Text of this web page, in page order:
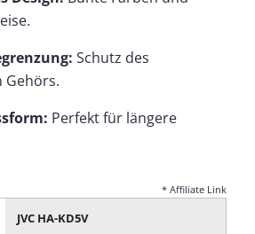
Schutz des
Gehörs.
Perfekt für längere
* Affiliate Link
JVC HA-KD5V